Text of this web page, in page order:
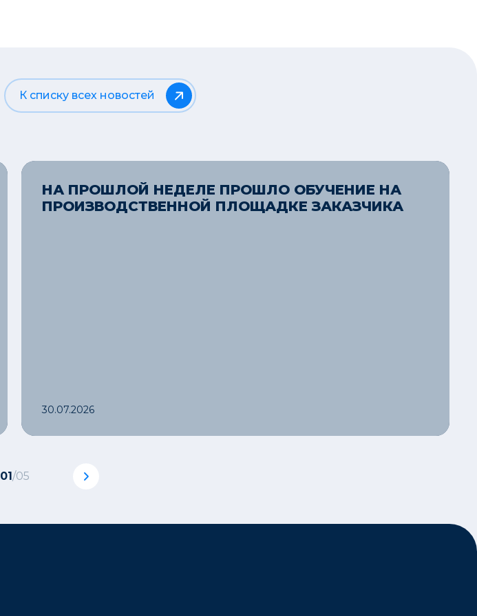
К списку всех новостей
НА ПРОШЛОЙ НЕДЕЛЕ ПРОШЛО ОБУЧЕНИЕ НА
ПРОИЗВОДСТВЕННОЙ ПЛОЩАДКЕ ЗАКАЗЧИКА
30.07.2026
01/05